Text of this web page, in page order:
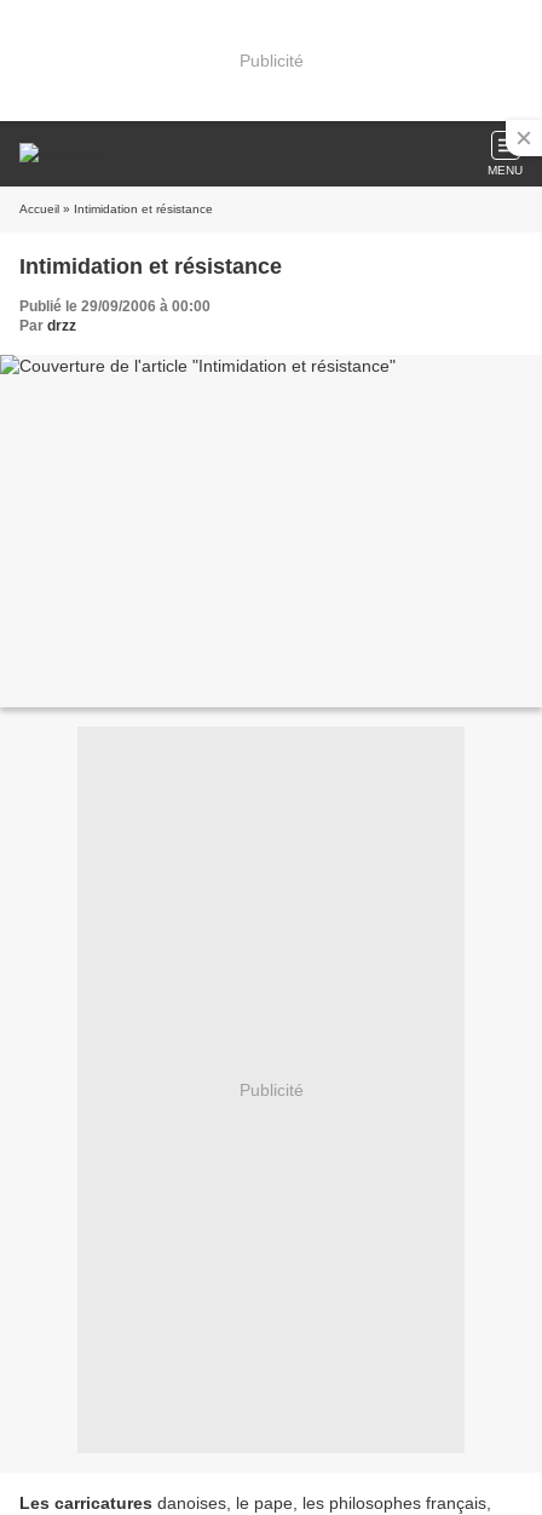
Publicité
MENU
Accueil » Intimidation et résistance
Intimidation et résistance
Publié le 29/09/2006 à 00:00
Par drzz
Publicité
Les carricatures danoises, le pape, les philosophes français,